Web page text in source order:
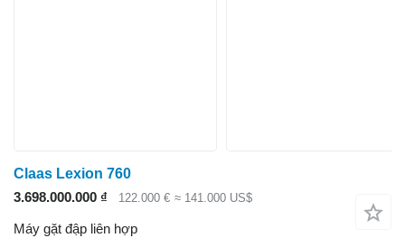
Claas Lexion 760
3.698.000.000 ₫
122.000 € ≈ 141.000 US$
Máy gặt đập liên hợp